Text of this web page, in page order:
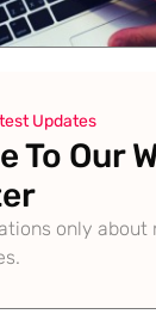
Updates
To Our
only about